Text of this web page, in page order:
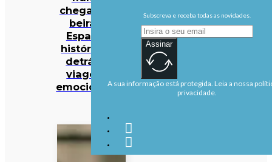
chegaram à
beira do
Espaço. A
história por
detrás da
viagem é
emocionante
Subscreva e receba todas as novidades.
Assinar
A sua informação está protegida. Leia a nossa
privacidade.